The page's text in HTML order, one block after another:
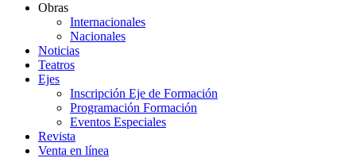
Obras
Internacionales
Nacionales
Noticias
Teatros
Ejes
Inscripción Eje de Formación
Programación Formación
Eventos Especiales
Revista
Venta en línea